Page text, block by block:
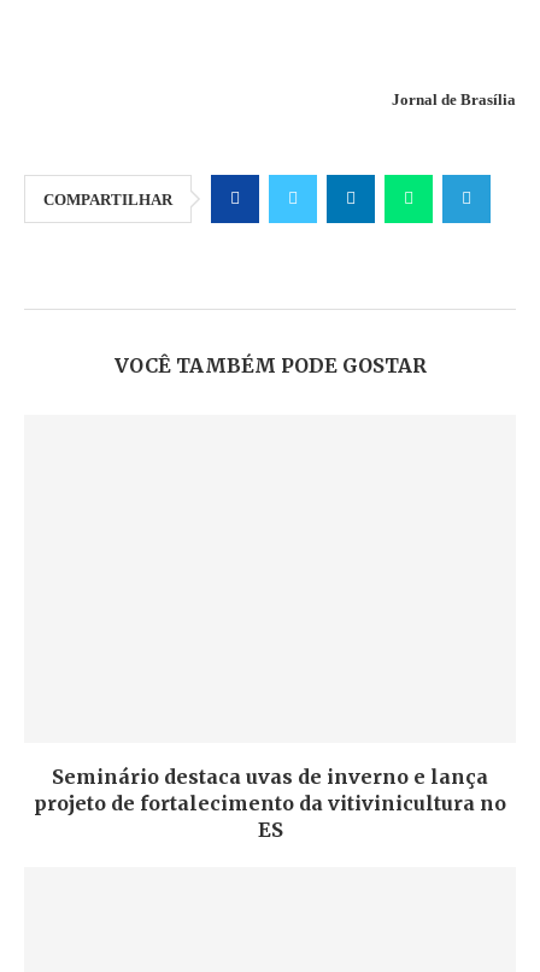
Jornal de Brasília
COMPARTILHAR
VOCÊ TAMBÉM PODE GOSTAR
Seminário destaca uvas de inverno e lança
projeto de fortalecimento da vitivinicultura no
ES